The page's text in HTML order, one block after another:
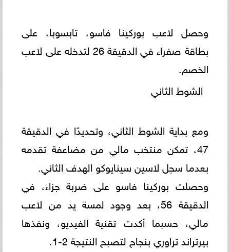
وحصل لاعب بوركينا فاسو، تابسوبا، على
بطاقة صفراء في الدقيقة 26 لتدخله على لاعب
الخصم.
الشوط الثاني
ومع بداية الشوط الثاني، وتحديدًا في الدقيقة
47، تمكن منتخب مالي من مضاعفة تقدمه
بعدما سجل لاسين سينايوكو الهدف الثاني.
وحصلت بوركينا فاسو على ضربة جزاء، في
الدقيقة 56، بعد وجود لمسة يد من لاعب
مالي، حسبما أكدت تقنية الفيديو، ونفذها
بيرتراند تراوري بنجاح لتصبح النتيجة 2-1.